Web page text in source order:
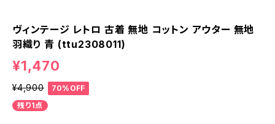
ヴィンテージ レトロ 古着 無地 コットン アウター 無地
羽織り 青 (ttu2308011)
¥1,470
¥4,900
70%OFF
残り1点